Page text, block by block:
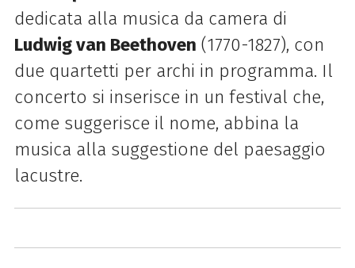
dedicata alla musica da camera di
Ludwig van Beethoven (1770-1827), con
due quartetti per archi in programma. Il
concerto si inserisce in un festival che,
come suggerisce il nome, abbina la
musica alla suggestione del paesaggio
lacustre.